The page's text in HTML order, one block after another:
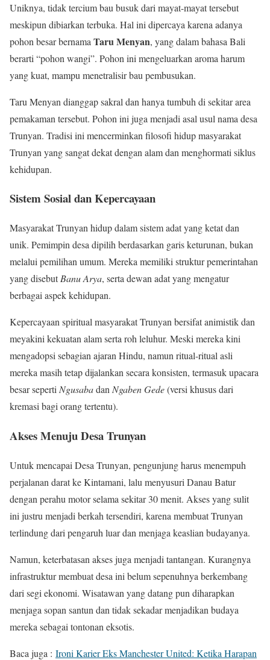
Uniknya, tidak tercium bau busuk dari mayat-mayat tersebut
meskipun dibiarkan terbuka. Hal ini dipercaya karena adanya
pohon besar bernama Taru Menyan, yang dalam bahasa Bali
berarti “pohon wangi”. Pohon ini mengeluarkan aroma harum
yang kuat, mampu menetralisir bau pembusukan.
Taru Menyan dianggap sakral dan hanya tumbuh di sekitar area
pemakaman tersebut. Pohon ini juga menjadi asal usul nama desa
Trunyan. Tradisi ini mencerminkan filosofi hidup masyarakat
Trunyan yang sangat dekat dengan alam dan menghormati siklus
kehidupan.
Sistem Sosial dan Kepercayaan
Masyarakat Trunyan hidup dalam sistem adat yang ketat dan
unik. Pemimpin desa dipilih berdasarkan garis keturunan, bukan
melalui pemilihan umum. Mereka memiliki struktur pemerintahan
yang disebutBanu Arya, serta dewan adat yang mengatur
berbagai aspek kehidupan.
Kepercayaan spiritual masyarakat Trunyan bersifat animistik dan
meyakini kekuatan alam serta roh leluhur. Meski mereka kini
mengadopsi sebagian ajaran Hindu, namun ritual-ritual asli
mereka masih tetap dijalankan secara konsisten, termasuk upacara
besar seperti Ngusabadan Ngaben Gede(versi khusus dari
kremasi bagi orang tertentu).
Akses Menuju Desa Trunyan
Untuk mencapai Desa Trunyan, pengunjung harus menempuh
perjalanan darat ke Kintamani, lalu menyusuri Danau Batur
dengan perahu motor selama sekitar 30 menit. Akses yang sulit
ini justru menjadi berkah tersendiri, karena membuat Trunyan
terlindung dari pengaruh luar dan menjaga keaslian budayanya.
Namun, keterbatasan akses juga menjadi tantangan. Kurangnya
infrastruktur membuat desa ini belum sepenuhnya berkembang
dari segi ekonomi. Wisatawan yang datang pun diharapkan
menjaga sopan santun dan tidak sekadar menjadikan budaya
mereka sebagai tontonan eksotis.
Baca juga : Ironi Karier Eks Manchester United: Ketika Harapan